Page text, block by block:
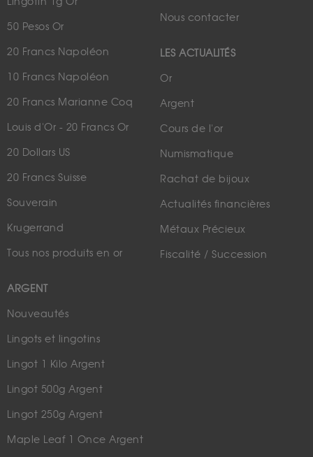
50 Pesos Or
20 Francs Napoléon
10 Francs Napoléon
20 Francs Marianne Coq
Louis d'Or - 20 Francs Or
20 Dollars US
20 Francs Suisse
Souverain
Krugerrand
Tous nos produits en or
ARGENT
Nouveautés
Lingots et lingotins
Lingot 1 Kilo Argent
Lingot 500g Argent
Lingot 250g Argent
Maple Leaf 1 Once Argent
Nous contacter
LES ACTUALITÉS
Or
Argent
Cours de l'or
Numismatique
Rachat de bijoux
Actualités financières
Métaux Précieux
Fiscalité / Succession